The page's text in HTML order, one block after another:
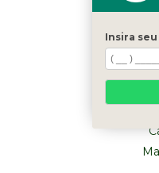
Insira